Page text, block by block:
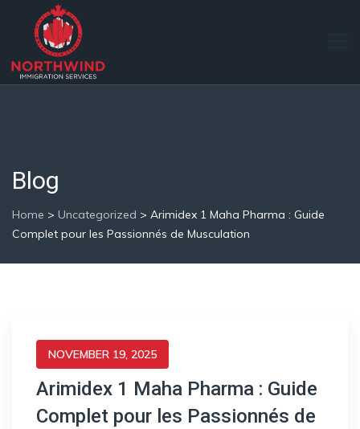
Blog
Home > Uncategorized > Arimidex 1 Maha Pharma : Guide
Complet pour les Passionnés de Musculation
NOVEMBER 19, 2025
Arimidex 1 Maha Pharma : Guide
Complet pour les Passionnés de